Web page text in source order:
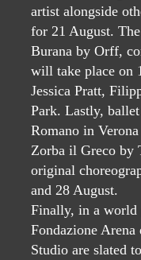
artist alongside
for 21 August.
Burana by Orff,
will take place on
Jessica Pratt,
Park. Lastly,
Romano in
Zorba il Greco by
original
and 28 August.
Finally, in a world
Fondazione
Studio are slated